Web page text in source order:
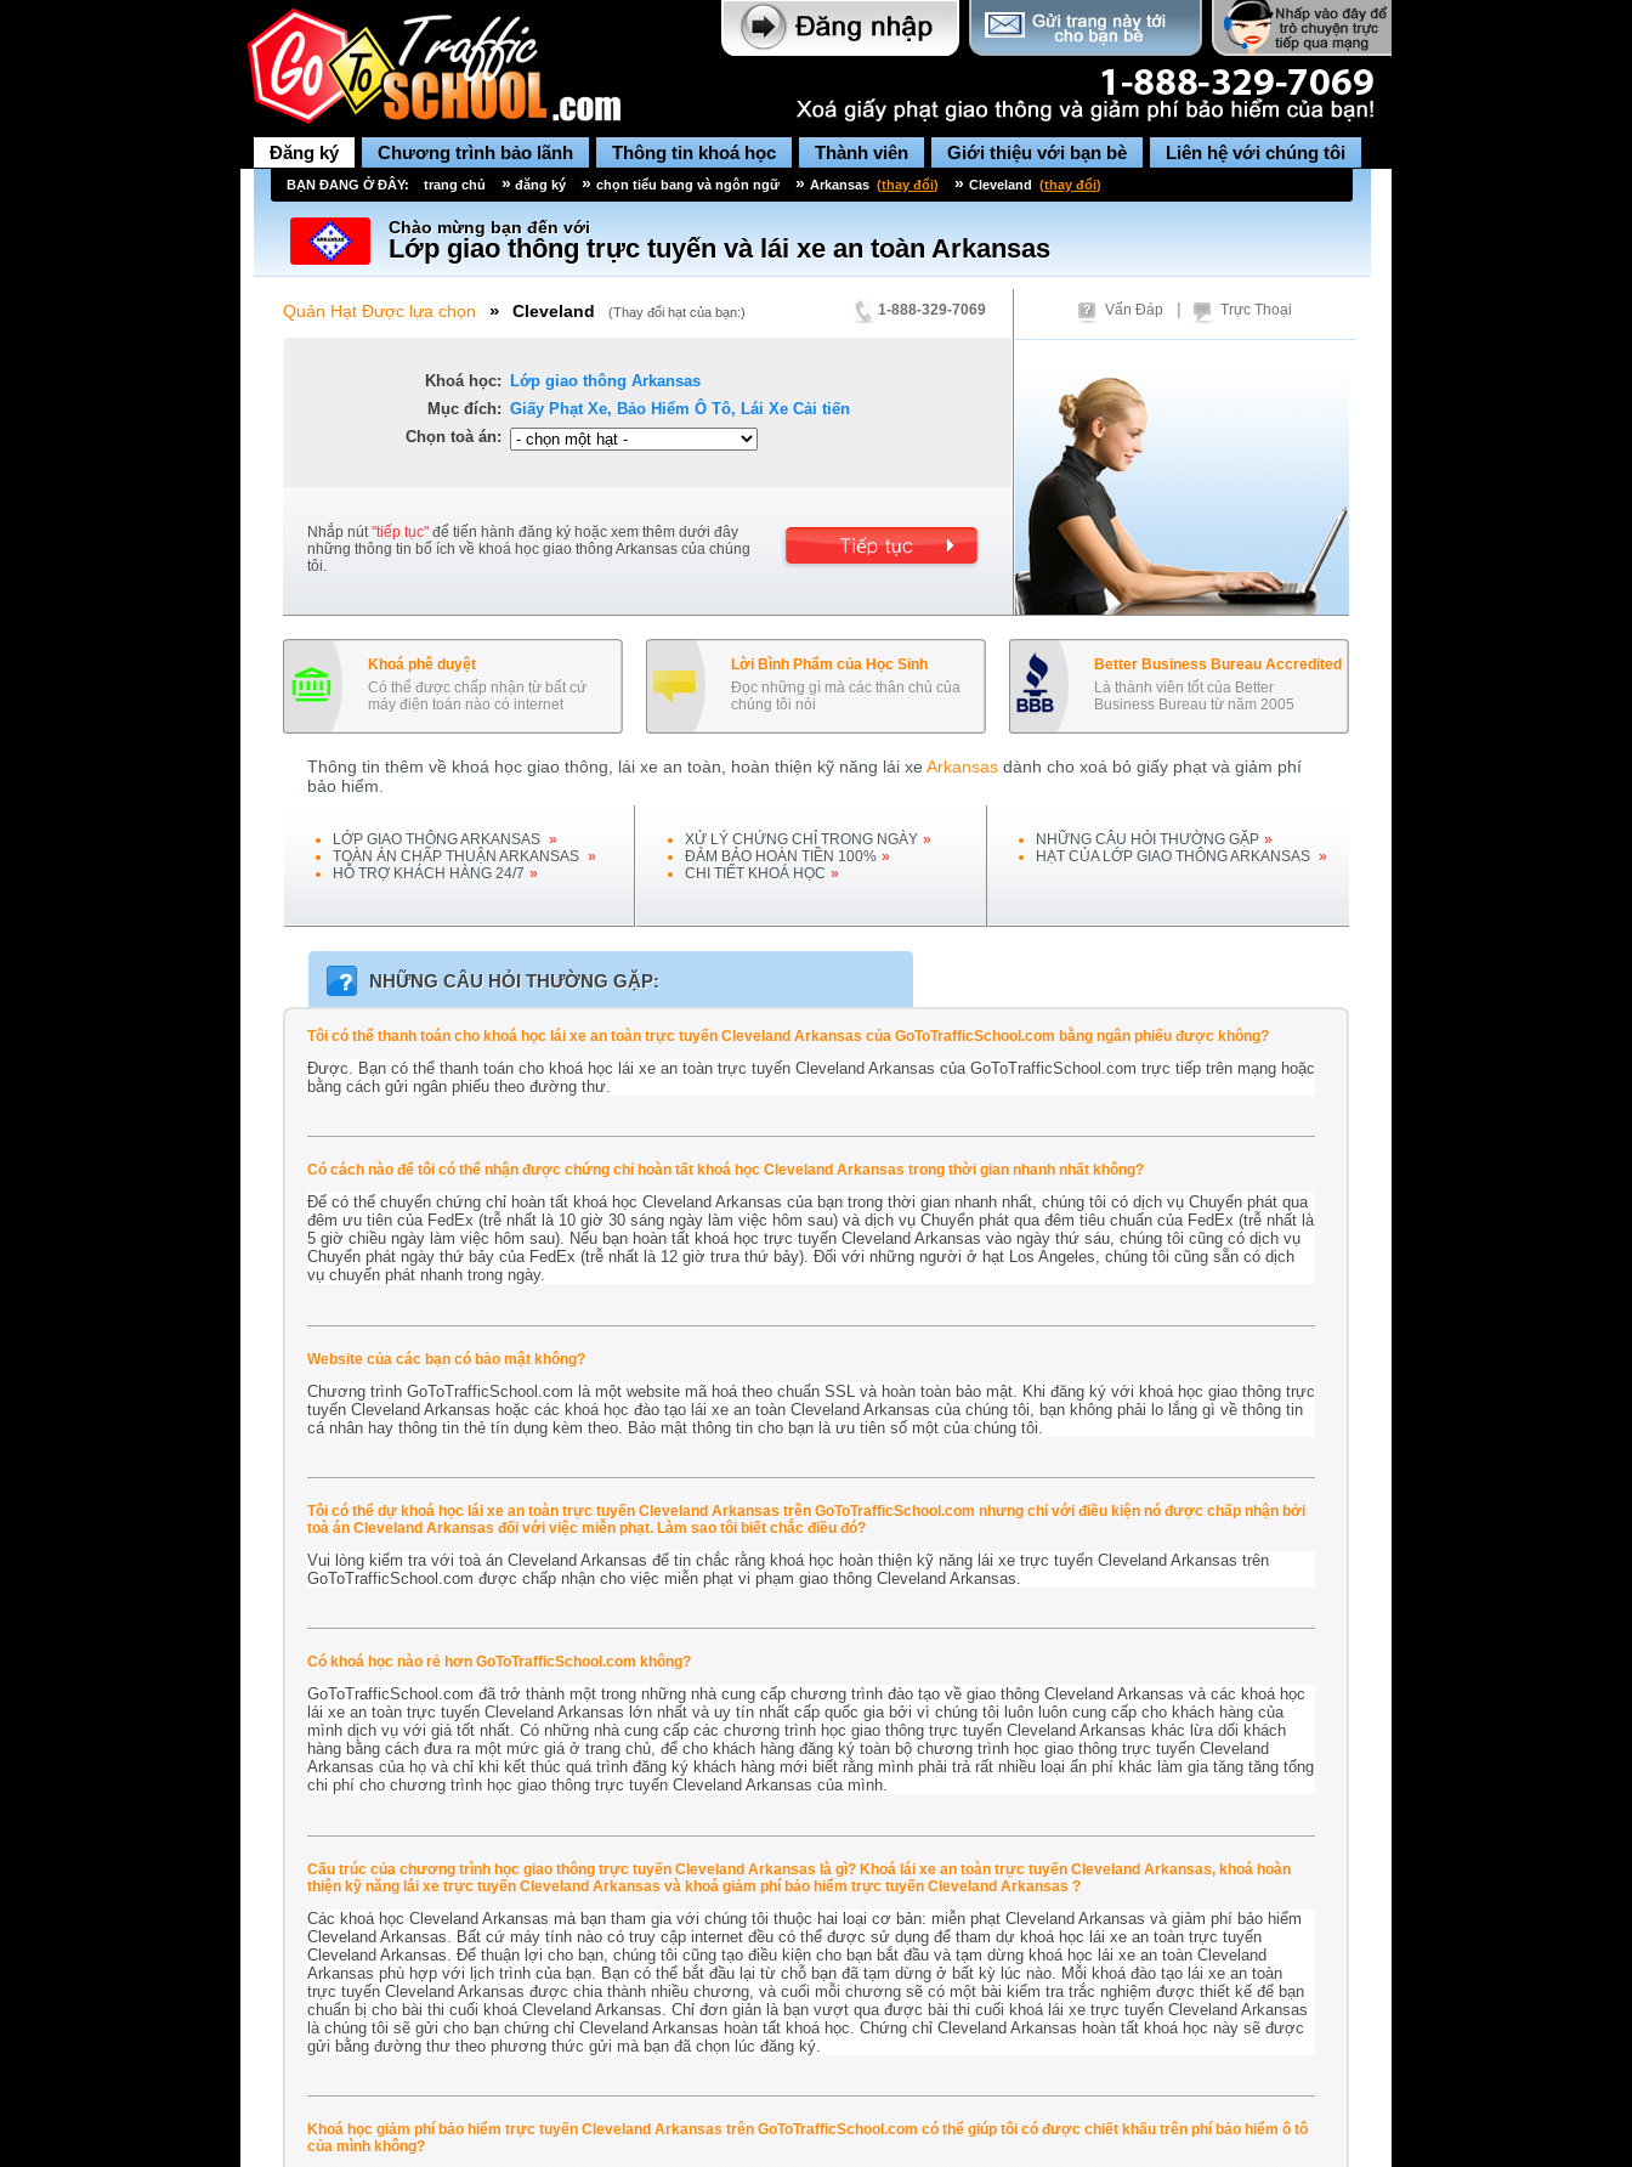
Đăng ký Chương trình bảo lãnh Thông tin khoá học Thành viên Giới thiệu với bạn bè Liên hệ với chúng tôi
BẠN ĐANG Ở ĐÂY: trang chủ » đăng ký » chọn tiểu bang và ngôn ngữ » Arkansas (thay đổi) » Cleveland (thay đổi)
Chào mừng bạn đến với
Lớp giao thông trực tuyến và lái xe an toàn Arkansas
Quản Hạt Được lựa chọn » Cleveland (Thay đổi hạt của bạn:) 1-888-329-7069
Khoá học:
Mục đích:
Chọn toà án:
Lớp giao thông Arkansas
Giấy Phạt Xe, Bảo Hiểm Ô Tô, Lái Xe Cải tiến
Nhắp nút"tiếp tục" để tiến hành đăng ký hoặc xem thêm dưới đây
những thông tin bổ ích về khoá học giao thông Arkansas của chúng
tôi.
Vấn Đáp | Trực Thoại
Khoá phê duyệt
Có thể được chấp nhận từ bất cứ
máy điện toán nào có internet
Lời Bình Phẩm của Học Sinh
Đọc những gì mà các thân chủ của
chúng tôi nói
Better Business Bureau Accredited
Là thành viên tốt của Better
Business Bureau từ năm 2005
Thông tin thêm về khoá học giao thông, lái xe an toàn, hoàn thiện kỹ năng lái xe Arkansasdành cho xoá bỏ giấy phạt và giảm phí
bảo hiểm.
LỚP GIAO THÔNGARKANSAS »
TOÀN ÁN CHẤP THUẬN ARKANSAS »
HỖ TRỢ KHÁCH HÀNG 24/7 »
XỬ LÝ CHỨNG CHỈ TRONG NGÀY »
ĐẢM BẢO HOÀN TIỀN 100% »
CHI TIẾT KHOÁ HỌC »
NHỮNG CÂU HỎI THƯỜNG GẶP »
HẠT CỦA LỚP GIAO THÔNGARKANSAS »
NHỮNG CÂU HỎI THƯỜNG GẶP:
Tôi có thể thanh toán cho khoá học lái xe an toàn trực tuyến Cleveland Arkansas của GoToTrafficSchool.com bằng ngân phiếu được không?
Được. Bạn có thể thanh toán cho khoá học lái xe an toàn trực tuyến Cleveland Arkansas của GoToTrafficSchool.com trực tiếp trên mạng hoặc
bằng cách gửi ngân phiếu theo đường thư.
Có cách nào để tôi có thể nhận được chứng chỉ hoàn tất khoá học Cleveland Arkansas trong thời gian nhanh nhất không?
Để có thể chuyển chứng chỉ hoàn tất khoá học Cleveland Arkansas của bạn trong thời gian nhanh nhất, chúng tôi có dịch vụ Chuyển phát qua
đêm ưu tiên của FedEx (trễ nhất là 10 giờ 30 sáng ngày làm việc hôm sau) và dịch vụ Chuyển phát qua đêm tiêu chuẩn của FedEx (trễ nhất là
5 giờ chiều ngày làm việc hôm sau). Nếu bạn hoàn tất khoá học trực tuyến Cleveland Arkansas vào ngày thứ sáu, chúng tôi cũng có dịch vụ
Chuyển phát ngày thứ bảy của FedEx (trễ nhất là 12 giờ trưa thứ bảy). Đối với những người ở hạt Los Angeles, chúng tôi cũng sẵn có dịch
vụ chuyển phát nhanh trong ngày.
Website của các bạn có bảo mật không?
Chương trình GoToTrafficSchool.com là một website mã hoá theo chuẩn SSL và hoàn toàn bảo mật. Khi đăng ký với khoá học giao thông trực
tuyến Cleveland Arkansas hoặc các khoá học đào tạo lái xe an toàn Cleveland Arkansas của chúng tôi, bạn không phải lo lắng gì về thông tin
cá nhân hay thông tin thẻ tín dụng kèm theo. Bảo mật thông tin cho bạn là ưu tiên số một của chúng tôi.
Tôi có thể dự khoá học lái xe an toàn trực tuyến Cleveland Arkansas trên GoToTrafficSchool.com nhưng chỉ với điều kiện nó được chấp nhận bởi
toà án Cleveland Arkansas đối với việc miễn phạt. Làm sao tôi biết chắc điều đó?
Vui lòng kiểm tra với toà án Cleveland Arkansas để tin chắc rằng khoá học hoàn thiện kỹ năng lái xe trực tuyến Cleveland Arkansas trên
GoToTrafficSchool.com được chấp nhận cho việc miễn phạt vi phạm giao thông Cleveland Arkansas.
Có khoá học nào rẻ hơn GoToTrafficSchool.com không?
GoToTrafficSchool.com đã trở thành một trong những nhà cung cấp chương trình đào tạo về giao thông Cleveland Arkansas và các khoá học
lái xe an toàn trực tuyến Cleveland Arkansas lớn nhất và uy tín nhất cấp quốc gia bởi vì chúng tôi luôn luôn cung cấp cho khách hàng của
mình dịch vụ với giá tốt nhất. Có những nhà cung cấp các chương trình học giao thông trực tuyến Cleveland Arkansas khác lừa dối khách
hàng bằng cách đưa ra một mức giá ở trang chủ, để cho khách hàng đăng ký toàn bộ chương trình học giao thông trực tuyến Cleveland
Arkansas của họ và chỉ khi kết thúc quá trình đăng ký khách hàng mới biết rằng mình phải trả rất nhiều loại ẩn phí khác làm gia tăng tăng tổng
chi phí cho chương trình học giao thông trực tuyến Cleveland Arkansas của mình.
Cấu trúc của chương trình học giao thông trực tuyến Cleveland Arkansas là gì? Khoá lái xe an toàn trực tuyến Cleveland Arkansas, khoá hoàn
thiện kỹ năng lái xe trực tuyến Cleveland Arkansas và khoá giảm phí bảo hiểm trực tuyến Cleveland Arkansas ?
Các khoá học Cleveland Arkansas mà bạn tham gia với chúng tôi thuộc hai loại cơ bản: miễn phạt Cleveland Arkansas và giảm phí bảo hiểm
Cleveland Arkansas. Bất cứ máy tính nào có truy cập internet đều có thể được sử dụng để tham dự khoá học lái xe an toàn trực tuyến
Cleveland Arkansas. Để thuận lợi cho bạn, chúng tôi cũng tạo điều kiện cho bạn bắt đầu và tạm dừng khoá học lái xe an toàn Cleveland
Arkansas phù hợp với lịch trình của bạn. Bạn có thể bắt đầu lại từ chỗ bạn đã tạm dừng ở bất kỳ lúc nào. Mỗi khoá đào tạo lái xe an toàn
trực tuyến Cleveland Arkansas được chia thành nhiều chương, và cuối mỗi chương sẽ có một bài kiểm tra trắc nghiệm được thiết kế để bạn
chuẩn bị cho bài thi cuối khoá Cleveland Arkansas. Chỉ đơn giản là bạn vượt qua được bài thi cuối khoá lái xe trực tuyến Cleveland Arkansas
là chúng tôi sẽ gửi cho bạn chứng chỉ Cleveland Arkansas hoàn tất khoá học. Chứng chỉ Cleveland Arkansas hoàn tất khoá học này sẽ được
gửi bằng đường thư theo phương thức gửi mà bạn đã chọn lúc đăng ký.
Khoá học giảm phí bảo hiểm trực tuyến Cleveland Arkansas trên GoToTrafficSchool.com có thể giúp tôi có được chiết khấu trên phí bảo hiểm ô tô
của mình không?